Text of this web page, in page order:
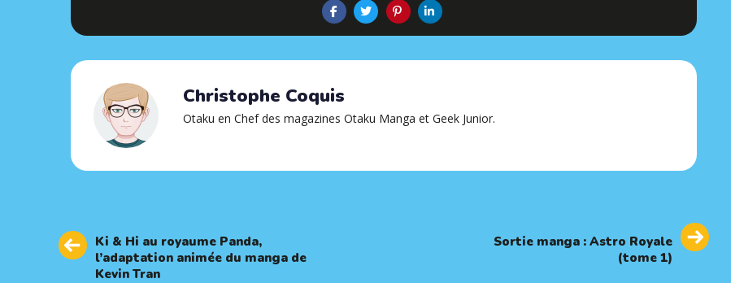
Christophe Coquis
Otaku en Chef des magazines Otaku Manga et Geek Junior.
Article
Ki & Hi au royaume Panda,
l’adaptation animée du manga de
Kevin Tran
Sortie manga : Astro Royale
(tome 1)